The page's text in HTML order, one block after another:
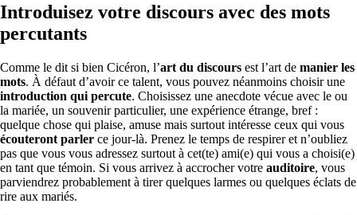
Introduisez votre discours avec des mots
percutants
Comme le dit si bien Cicéron, l’art du discours est l’art de manier les
mots. À défaut d’avoir ce talent, vous pouvez néanmoins choisir une
introduction qui percute. Choisissez une anecdote vécue avec le ou
la mariée, un souvenir particulier, une expérience étrange, bref :
quelque chose qui plaise, amuse mais surtout intéresse ceux qui vous
écouteront parler ce jour-là. Prenez le temps de respirer et n’oubliez
pas que vous vous adressez surtout à cet(te) ami(e) qui vous a choisi(e)
en tant que témoin. Si vous arrivez à accrocher votre auditoire, vous
parviendrez probablement à tirer quelques larmes ou quelques éclats de
rire aux mariés.